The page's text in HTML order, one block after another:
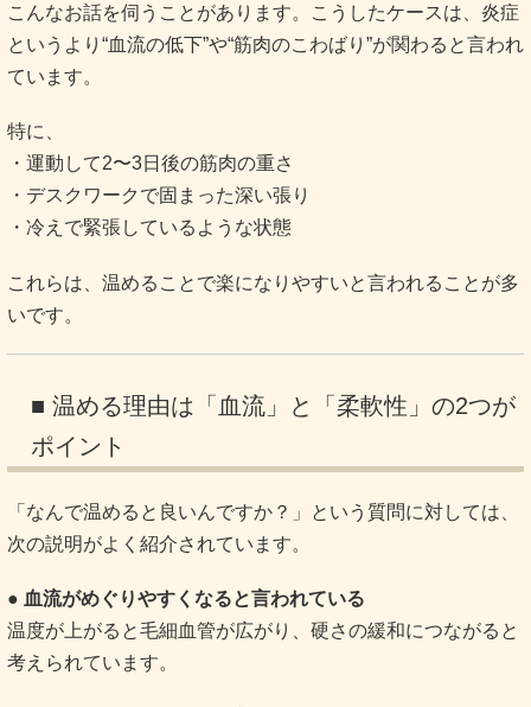
こんなお話を伺うことがあります。こうしたケースは、炎症
というより“血流の低下”や“筋肉のこわばり”が関わると言われ
ています。
特に、
・運動して2〜3日後の筋肉の重さ
・デスクワークで固まった深い張り
・冷えで緊張しているような状態
これらは、温めることで楽になりやすいと言われることが多
いです。
■ 温める理由は「血流」と「柔軟性」の2つが
ポイント
「なんで温めると良いんですか？」という質問に対しては、
次の説明がよく紹介されています。
● 血流がめぐりやすくなると言われている
温度が上がると毛細血管が広がり、硬さの緩和につながると
考えられています。